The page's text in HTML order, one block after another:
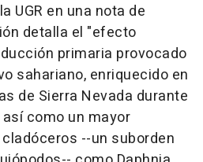
UGR en una nota de
detalla el "efecto
primaria provocado
sahariano, enriquecido en
de Sierra Nevada durante
como un mayor
--un suborden